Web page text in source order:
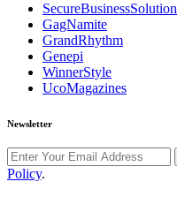
SecureBusinessSolution
GagNamite
GrandRhythm
Genepi
WinnerStyle
UcoMagazines
Newsletter
Policy.